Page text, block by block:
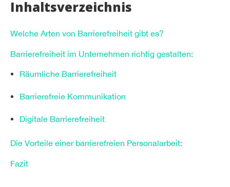
Inhaltsverzeichnis
Welche Arten von Barrierefreiheit gibt es?
Barrierefreiheit im Unternehmen richtig gestalten:
Räumliche Barrierefreiheit
Barrierefreie Kommunikation
Digitale Barrierefreiheit
Die Vorteile einer barrierefreien Personalarbeit:
Fazit